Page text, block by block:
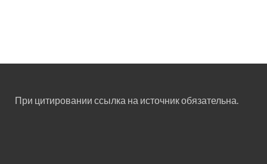
При цитировании ссылка на источник обязательна.